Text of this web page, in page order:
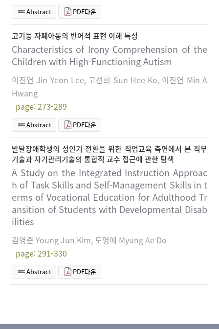
Abstract PDF다운
고기능 자폐아동의 반어적 표현 이해 특성
Characteristics of Irony Comprehension of the
Children with High-Functioning Autism
이진연 Jin Yeon Lee, 고선희 Sun Hee Ko, 이진연 Min A
Hwang
page: 273-289
Abstract PDF다운
발달장애학생의 성인기 전환을 위한 직업교육 측면에서 본 직무
기술과 자기관리기술의 통합적 교수 접근에 관한 탐색
A Study on the Integrated Instruction Approac
h of Task Skills and Self-Management Skills in t
erms of Vocational Education for Adulthood Tr
ansition of Students with Developmental Disab
ilities
김영준 Young Jun Kim, 도명애 Myung Ae Do
page: 291-330
Abstract PDF다운